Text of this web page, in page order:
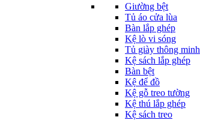
Giường bệt
Tủ áo cửa lùa
Bàn lắp ghép
Kệ lò vi sóng
Tủ giày thông minh
Kệ sách lắp ghép
Bàn bệt
Kệ để đồ
Kệ gỗ treo tường
Kệ thú lắp ghép
Kệ sách treo